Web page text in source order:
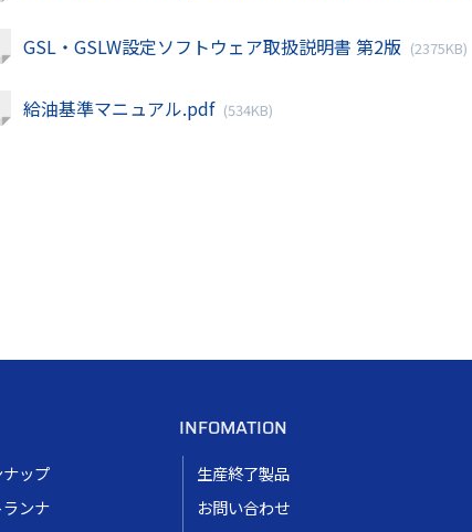
GSL・GSLW設定ソフトウェア取扱説明書 第2版 (2375KB)
給油基準マニュアル.pdf (534KB)
ップ
ンナ
INFOMATION
生産終了製品
お問い合わせ